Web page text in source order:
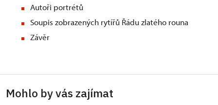
Autoři portrétů
Soupis zobrazených rytířů Řádu zlatého rouna
Závěr
Mohlo by vás zajímat